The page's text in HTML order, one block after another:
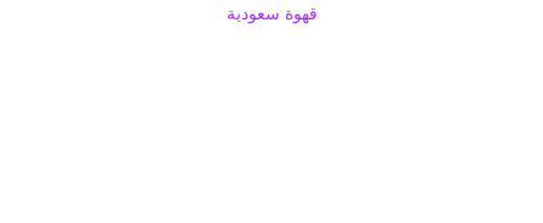
قهوة سعودية